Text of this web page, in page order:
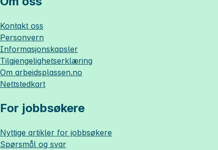
Kontakt oss
Personvern
Informasjonskapsler
Tilgjengelighetserklæring
Om arbeidsplassen.no
Nettstedkart
For jobbsøkere
Nyttige artikler for jobbsøkere
Spørsmål og svar